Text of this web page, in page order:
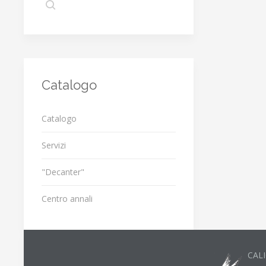
Catalogo
Catalogo
Servizi
"Decanter"
Centro annali